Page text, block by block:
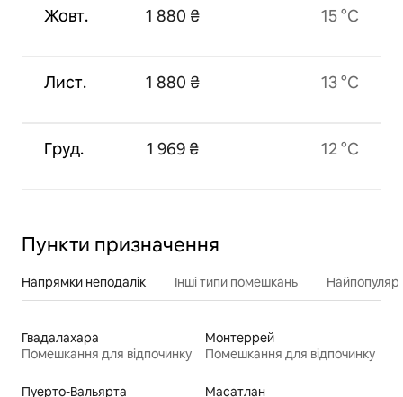
Жовт.
Лист.
Груд.
1 880 ₴
1 880 ₴
1 969 ₴
15 °C
13 °C
12 °C
Пункти призначення
Напрямки неподалік Інші типи помешкань
Гвадалахара
Помешкання для відпочинку
Монтеррей
Помешкання для відпочинку
Пуерто-Вальярта
Масатлан